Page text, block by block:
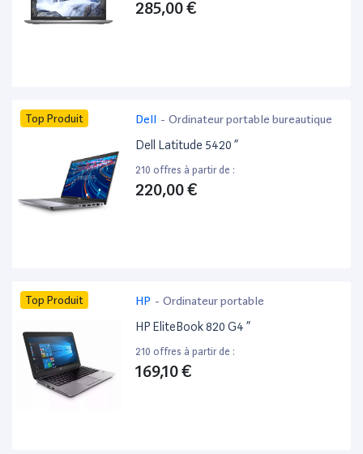
285,00 €
Top Produit Dell - Ordinateur portable bureautique
Dell Latitude 5420 ”
210 offres à partir de :
220,00 €
Top Produit HP - Ordinateur portable
HP EliteBook 820 G4 ”
210 offres à partir de :
169,10 €